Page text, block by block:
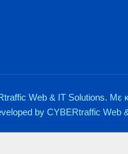
Web & IT Solutions. Με
by CYBERtraffic Web